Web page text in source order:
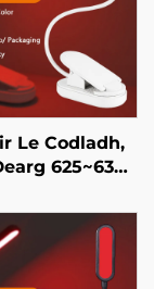
Le Codladh,
625~630
ná Ghléas
Leabhar
le Corp Bán